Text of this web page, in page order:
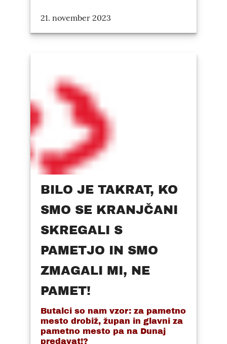
21. november 2023
BILO JE TAKRAT, KO
SMO SE KRANJČANI
SKREGALI S
PAMETJO IN SMO
ZMAGALI MI, NE
PAMET!
Butalci so nam vzor: za pametno
mesto drobiž, župan in glavni za
pametno mesto pa na Dunaj
predavat!?